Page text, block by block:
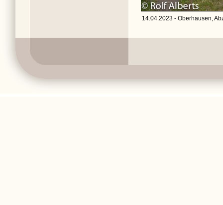
14.04.2023 - Oberhausen,